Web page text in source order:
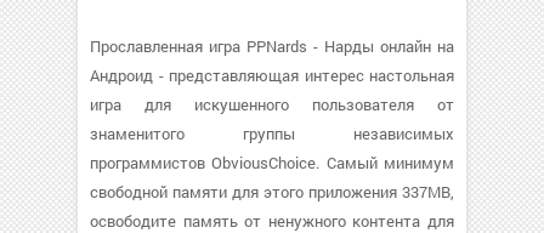
Прославленная игра PPNards - Нарды онлайн на
Андроид - представляющая интерес настольная
игра для искушенного пользователя от
знаменитого группы независимых
программистов ObviousChoice. Самый минимум
свободной памяти для этого приложения 337MB,
освободите память от ненужного контента для